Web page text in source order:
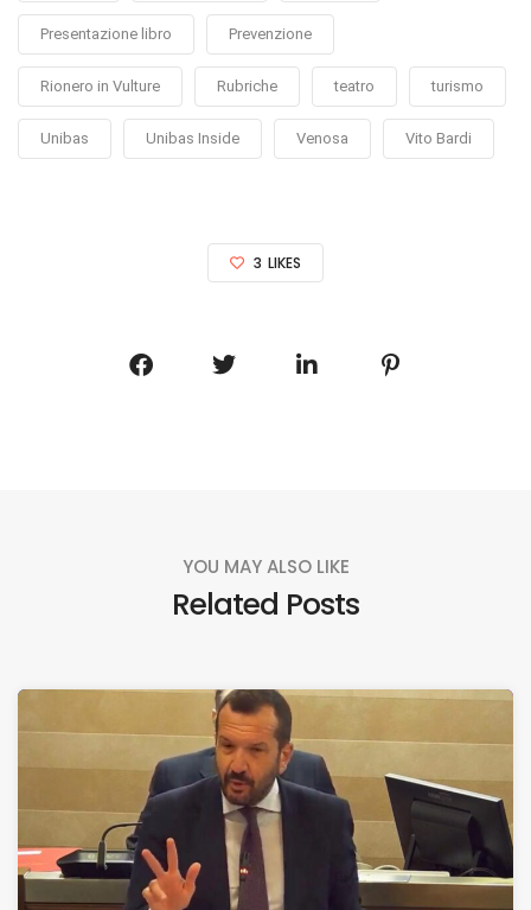
Presentazione libro Prevenzione
Rionero in Vulture Rubriche teatro turismo
Unibas Unibas Inside Venosa Vito Bardi
3 LIKES
YOU MAY ALSO LIKE
Related Posts